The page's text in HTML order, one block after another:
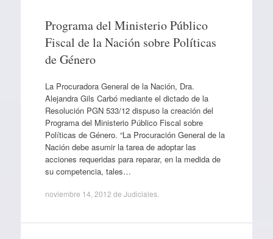
Programa del Ministerio Público
Fiscal de la Nación sobre Políticas
de Género
La Procuradora General de la Nación, Dra.
Alejandra Gils Carbó mediante el dictado de la
Resolución PGN 533/12 dispuso la creación del
Programa del Ministerio Público Fiscal sobre
Políticas de Género. “La Procuración General de la
Nación debe asumir la tarea de adoptar las
acciones requeridas para reparar, en la medida de
su competencia, tales…
noviembre 14, 2012 de Judiciales.